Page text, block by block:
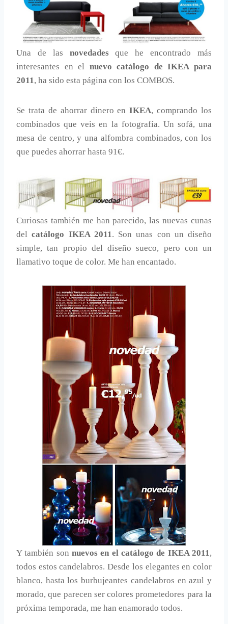
Una de las novedadesque he encontrado más
interesantes en el nuevo catálogo de IKEA para
2011, ha sido esta página con los COMBOS.
Se trata de ahorrar dinero enIKEA, comprando los
combinados que veis en la fotografía. Un sofá, una
mesa de centro, y una alfombra combinados, con los
que puedes ahorrar hasta 91€.
Curiosas también me han parecido, las nuevas cunas
delcatálogo IKEA 2011. Son unas con un diseño
simple, tan propio del diseño sueco, pero con un
llamativo toque de color. Me han encantado.
Y también son nuevos en el catálogo de IKEA 2011,
todos estos candelabros. Desde los elegantes en color
blanco, hasta los burbujeantes candelabros en azul y
morado, que parecen ser colores prometedores para la
próxima temporada, me han enamorado todos.